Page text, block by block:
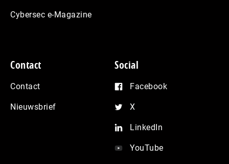
Cybersec e-Magazine
Contact
Contact
Nieuwsbrief
Social
Facebook
X
LinkedIn
YouTube